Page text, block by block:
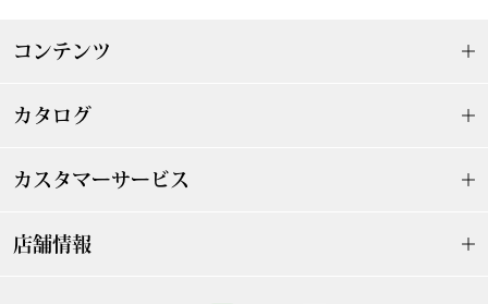
ダーウェア
ボディバッグ
リュック･バッ
コンテンツ
カタログ
カスタマーサービス
店舗情報